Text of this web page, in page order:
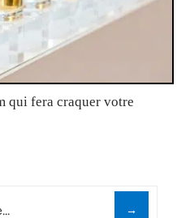
qui fera craquer votre